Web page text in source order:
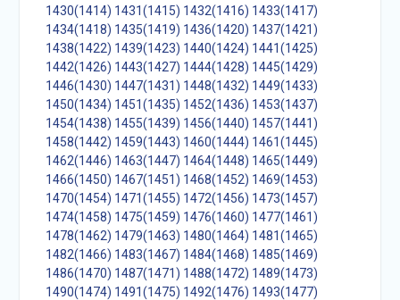
1430(1414) 1431(1415) 1432(1416) 1433(1417)
1434(1418) 1435(1419) 1436(1420) 1437(1421)
1438(1422) 1439(1423) 1440(1424) 1441(1425)
1442(1426) 1443(1427) 1444(1428) 1445(1429)
1446(1430) 1447(1431) 1448(1432) 1449(1433)
1450(1434) 1451(1435) 1452(1436) 1453(1437)
1454(1438) 1455(1439) 1456(1440) 1457(1441)
1458(1442) 1459(1443) 1460(1444) 1461(1445)
1462(1446) 1463(1447) 1464(1448) 1465(1449)
1466(1450) 1467(1451) 1468(1452) 1469(1453)
1470(1454) 1471(1455) 1472(1456) 1473(1457)
1474(1458) 1475(1459) 1476(1460) 1477(1461)
1478(1462) 1479(1463) 1480(1464) 1481(1465)
1482(1466) 1483(1467) 1484(1468) 1485(1469)
1486(1470) 1487(1471) 1488(1472) 1489(1473)
1490(1474) 1491(1475) 1492(1476) 1493(1477)